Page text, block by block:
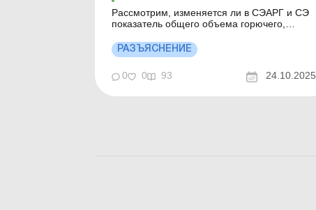
Рассмотрим, изменяется ли в СЭАРГ и СЭ
показатель общего объема горючего,
Украины, отраженный на основании
временной (предварительной,
периодической) таможенной декларации,
после оформления дополнительной
РАЗЪЯСНЕНИЕ
0 0 93 24.10.2025